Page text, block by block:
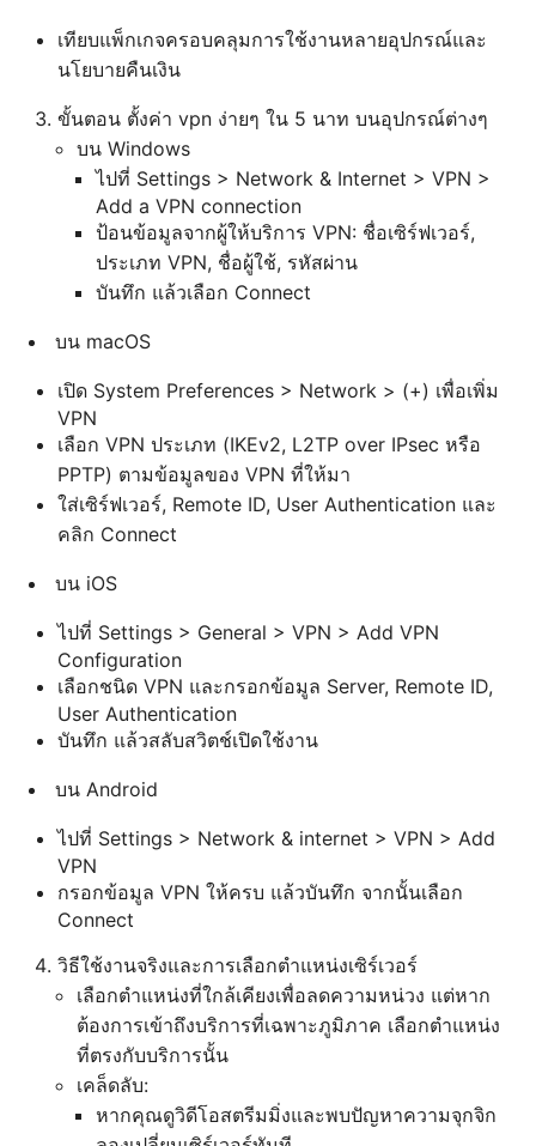
เทียบแพ็กเกจครอบคลุมการใช้งานหลายอุปกรณ์และ
นโยบายคืนเงิน
ขั้นตอน ตั้งค่า vpn ง่ายๆ ใน 5 นาท บนอุปกรณ์ต่างๆ
บน Windows
ไปที่ Settings > Network & Internet > VPN >
Add a VPN connection
ป้อนข้อมูลจากผู้ให้บริการ VPN: ชื่อเซิร์ฟเวอร์,
ประเภท VPN, ชื่อผู้ใช้, รหัสผ่าน
บันทึก แล้วเลือก Connect
บน macOS
เปิด System Preferences > Network > (+) เพื่อเพิ่ม
VPN
เลือก VPN ประเภท (IKEv2, L2TP over IPsec หรือ
PPTP) ตามข้อมูลของ VPN ที่ให้มา
ใส่เซิร์ฟเวอร์, Remote ID, User Authentication และ
คลิก Connect
บน iOS
ไปที่ Settings > General > VPN > Add VPN
Configuration
เลือกชนิด VPN และกรอกข้อมูล Server, Remote ID,
User Authentication
บันทึก แล้วสลับสวิตช์เปิดใช้งาน
บน Android
ไปที่ Settings > Network & internet > VPN > Add
VPN
กรอกข้อมูล VPN ให้ครบ แล้วบันทึก จากนั้นเลือก
Connect
วิธีใช้งานจริงและการเลือกตำแหน่งเซิร์เวอร์
เลือกตำแหน่งที่ใกล้เคียงเพื่อลดความหน่วง แต่หาก
ต้องการเข้าถึงบริการที่เฉพาะภูมิภาค เลือกตำแหน่ง
ที่ตรงกับบริการนั้น
เคล็ดลับ:
หากคุณดูวิดีโอสตรีมมิ่งและพบปัญหาความจุกจิก